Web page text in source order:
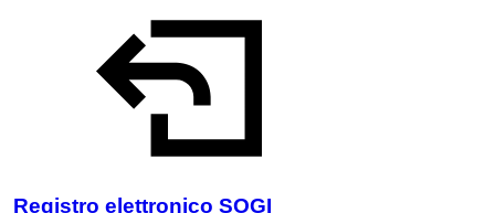
Registro elettronico SOGI